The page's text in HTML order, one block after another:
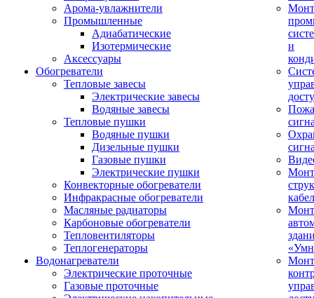
Арома-увлажнители
Промышленныe
Адиабатические
Изотермические
Аксессуары
Обогреватели
Тепловые завесы
Электрические завесы
Водяные завесы
Тепловые пушки
Водяные пушки
Дизельные пушки
Газовые пушки
Электрические пушки
Конвекторные обогреватели
Инфракрасные обогреватели
Масляные радиаторы
Карбоновые обогреватели
Тепловентиляторы
Теплогенераторы
Водонагреватели
Электрические проточные
Газовые проточные
и